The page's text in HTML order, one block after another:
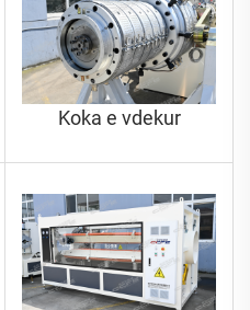
Koka e vdekur